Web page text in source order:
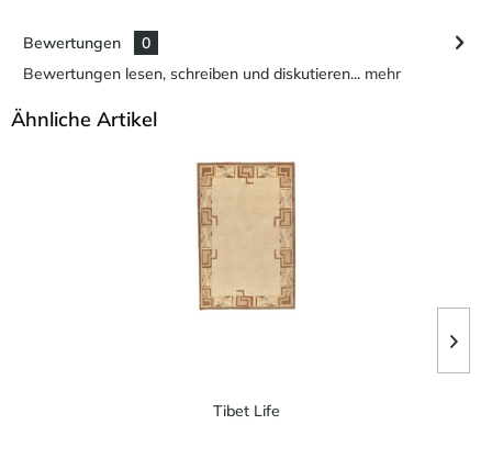
Bewertungen
0
Bewertungen lesen, schreiben und diskutieren... mehr
Ähnliche Artikel
Tibet Life